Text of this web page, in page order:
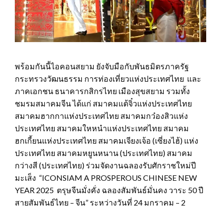
พร้อมกันนี้ไอคอนสยาม ยังจับมือกับพันธมิตรภาครัฐ
กระทรวงวัฒนธรรม การท่องเที่ยวแห่งประเทศไทย และ
ภาคเอกชน ธนาคารกสิกรไทย เมืองสุขสยาม รวมทั้ง
ชมรมสมาคมจีน ได้แก่ สมาคมแต้จิ๋วแห่งประเทศไทย
สมาคมฮากกาแห่งประเทศไทย สมาคมกว๋องสิวแห่ง
ประเทศไทย สมาคมใหหนำแห่งประเทศไทย สมาคม
ฮกเกี้ยนแห่งประเทศไทย สมาคมเจียงเจ้อ (เซี่ยงไฮ้) แห่ง
ประเทศไทย สมาคมหยูนหนาน (ประเทศไทย) สมาคม
กว่างสี (ประเทศไทย) ร่วมจัดงานฉลองรับศักราชใหม่ปี
มะเส็ง “ICONSIAM A PROSPEROUS CHINESE NEW
YEAR 2025 ตรุษจีนมั่งคั่ง ฉลองสัมพันธ์มั่นคง วาระ 50 ปี
สายสัมพันธ์ไทย – จีน” ระหว่างวันที่ 24 มกราคม – 2